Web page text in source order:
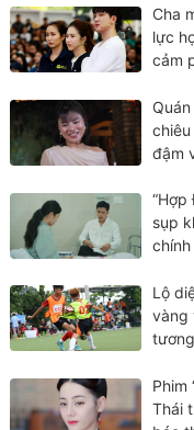
Cha
lực
cảm
đậm
sụp
Lộ
vàng
Phim
Thái